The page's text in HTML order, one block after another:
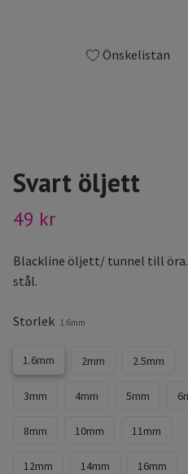
Önskelistan
Svart öljett
49 kr
Blackline öljett/ tunnel till öra.
stål.
Storlek 1.6mm
1.6mm 2mm 2.5mm
3mm 4mm 5mm
8mm 10mm 11mm
12mm 14mm 16mm